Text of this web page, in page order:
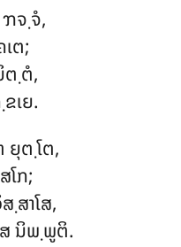
ຠຈ຺ຈໍ,
ຕ;
ຕ຺ຕໍ,
ເຍ.
ຍຸຕ຺ໂຕ,
ໂກ;
າໂສ,
ນິພ຺ພູຕິ.